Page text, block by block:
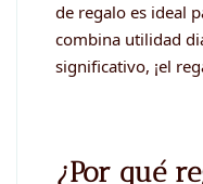
de regalo es ideal
combina utilidad
significativo, ¡el
¿Por qué